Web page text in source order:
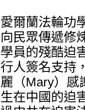
愛爾蘭法輪功
向民眾傳遞修
學員的殘酷迫
行人簽名支持
麗（Mary）感
生在中國的迫